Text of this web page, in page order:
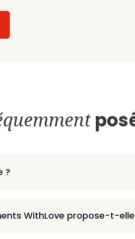
?
WithLove propose-t-